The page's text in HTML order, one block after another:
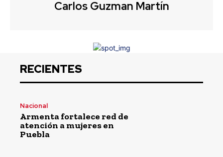
Carlos Guzman Martín
RECIENTES
Nacional
Armenta fortalece red de
atención a mujeres en
Puebla